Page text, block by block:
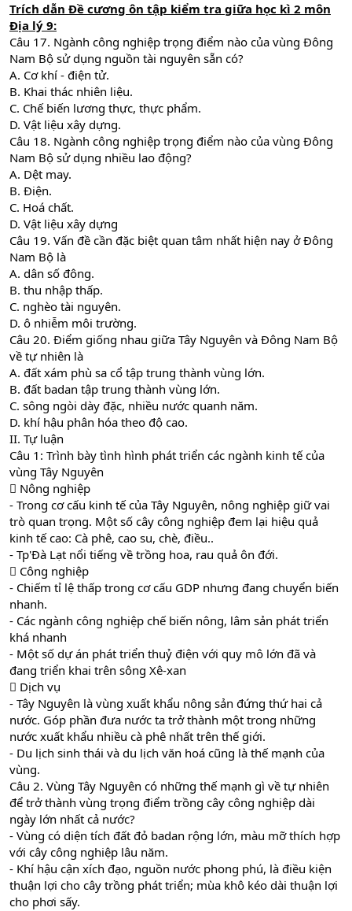
Trích dẫn Đề cương ôn tập kiểm tra giữa học kì 2 môn
Địa lý 9:
Câu 17. Ngành công nghiệp trọng điểm nào của vùng Đông
Nam Bộ sử dụng nguồn tài nguyên sẵn có?
A. Cơ khí - điện tử.
B. Khai thác nhiên liệu.
C. Chế biến lương thực, thực phẩm.
D. Vật liệu xây dựng.
Câu 18. Ngành công nghiệp trọng điểm nào của vùng Đông
Nam Bộ sử dụng nhiều lao động?
A. Dệt may.
B. Điện.
C. Hoá chất.
D. Vật liệu xây dựng
Câu 19. Vấn đề cần đặc biệt quan tâm nhất hiện nay ở Đông
Nam Bộ là
A. dân số đông.
B. thu nhập thấp.
C. nghèo tài nguyên.
D. ô nhiễm môi trường.
Câu 20. Điểm giống nhau giữa Tây Nguyên và Đông Nam Bộ
về tự nhiên là
A. đất xám phù sa cổ tập trung thành vùng lớn.
B. đất badan tập trung thành vùng lớn.
C. sông ngòi dày đặc, nhiều nước quanh năm.
D. khí hậu phân hóa theo độ cao.
II. Tự luận
Câu 1: Trình bày tình hình phát triển các ngành kinh tế của
vùng Tây Nguyên
 Nông nghiệp
- Trong cơ cấu kinh tế của Tây Nguyên, nông nghiệp giữ vai
trò quan trọng. Một số cây công nghiệp đem lại hiệu quả
kinh tế cao: Cà phê, cao su, chè, điều..
- Tp'Đà Lạt nổi tiếng về trồng hoa, rau quả ôn đới.
 Công nghiệp
- Chiếm tỉ lệ thấp trong cơ cấu GDP nhưng đang chuyển biến
nhanh.
- Các ngành công nghiệp chế biến nông, lâm sản phát triển
khá nhanh
- Một số dự án phát triển thuỷ điện với quy mô lớn đã và
đang triển khai trên sông Xê-xan
 Dịch vụ
- Tây Nguyên là vùng xuất khẩu nông sản đứng thứ hai cả
nước. Góp phần đưa nước ta trở thành một trong những
nước xuất khẩu nhiều cà phê nhất trên thế giới.
- Du lịch sinh thái và du lịch văn hoá cũng là thế mạnh của
vùng.
Câu 2. Vùng Tây Nguyên có những thế mạnh gì về tự nhiên
để trở thành vùng trọng điểm trồng cây công nghiệp dài
ngày lớn nhất cả nước?
- Vùng có diện tích đất đỏ badan rộng lớn, màu mỡ thích hợp
với cây công nghiệp lâu năm.
- Khí hậu cận xích đạo, nguồn nước phong phú, là điều kiện
thuận lợi cho cây trồng phát triển; mùa khô kéo dài thuận lợi
cho phơi sấy.